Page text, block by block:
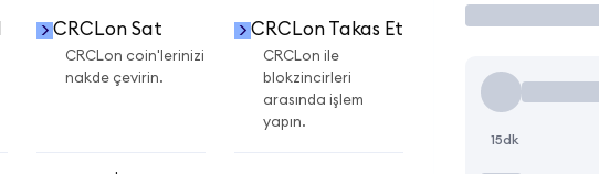
CRCLon Sat
CRCLon coin'lerinizi
nakde çevirin.
CRCLon Takas Et
CRCLon ile
blokzincirleri
arasında işlem
yapın.
15dk